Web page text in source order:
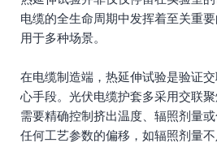
电缆的全生命周期中发挥着至关重
用于多种场景。
在电缆制造端，热延伸试验是验证
心手段。光伏电缆护套多采用交联
需要精确控制挤出温度、辐照剂量或
任何工艺参数的偏移，如辐照剂量